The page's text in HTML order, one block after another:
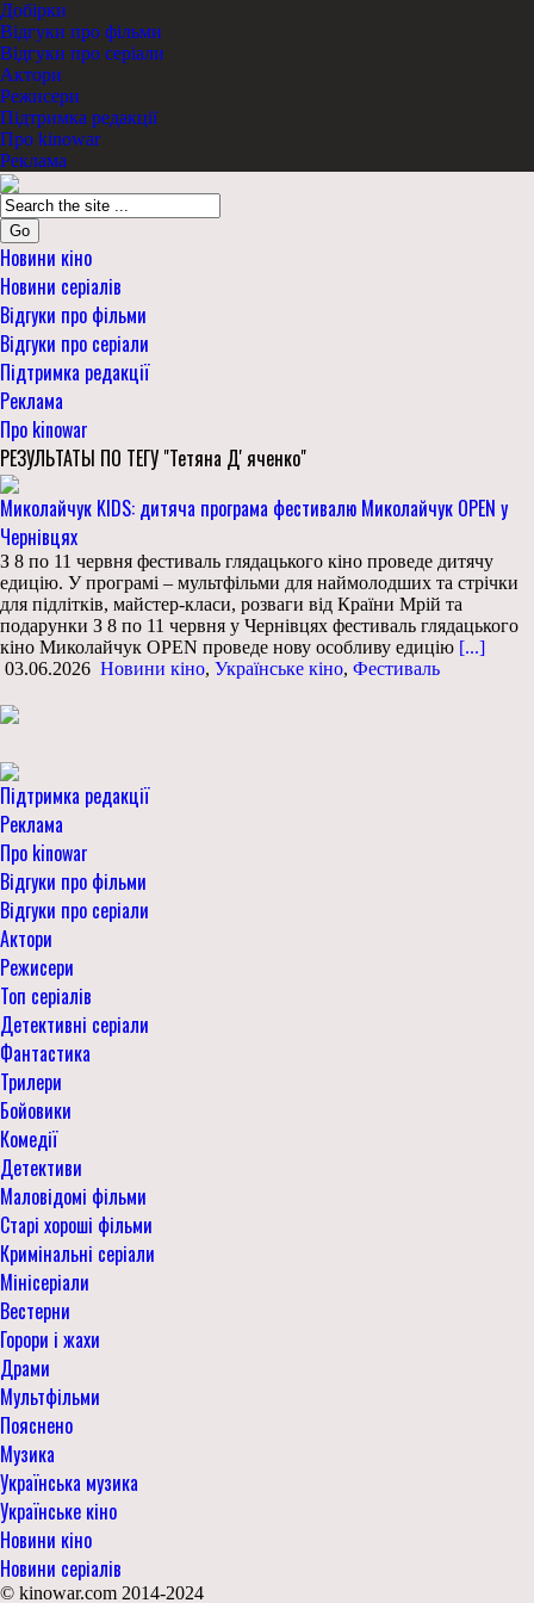
Добірки
Відгуки про фільми
Відгуки про серіали
Актори
Режисери
Підтримка редакції
Про kinowar
Реклама
Go
Новини кіно
Новини серіалів
Відгуки про фільми
Відгуки про серіали
Підтримка редакції
Реклама
Про kinowar
РЕЗУЛЬТАТЫ ПО ТЕГУ "Тетяна Дʼяченко"
Миколайчук KIDS: дитяча програма фестивалю Миколайчук OPEN у
Чернівцях
З 8 по 11 червня фестиваль глядацького кіно проведе дитячу
едицію. У програмі – мультфільми для наймолодших та стрічки
для підлітків, майстер-класи, розваги від Країни Мрій та
подарунки З 8 по 11 червня у Чернівцях фестиваль глядацького
кіно Миколайчук OPEN проведе нову особливу едицію [...]
03.06.2026 Новини кіно, Українське кіно, Фестиваль
Підтримка редакції
Реклама
Про kinowar
Відгуки про фільми
Відгуки про серіали
Актори
Режисери
Топ серіалів
Детективні серіали
Фантастика
Трилери
Бойовики
Комедії
Детективи
Маловідомі фільми
Старі хороші фільми
Кримінальні серіали
Мінісеріали
Вестерни
Горори і жахи
Драми
Мультфільми
Пояснено
Музика
Українська музика
Українське кіно
Новини кіно
Новини серіалів
© kinowar.com 2014-2024